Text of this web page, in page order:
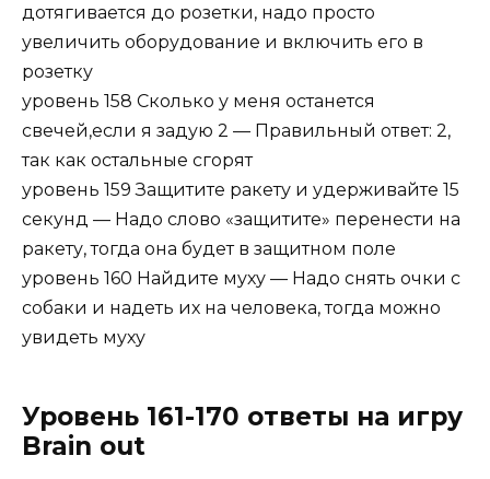
дотягивается до розетки, надо просто
увеличить оборудование и включить его в
розетку
уровень 158 Сколько у меня останется
свечей,если я задую 2 — Правильный ответ: 2,
так как остальные сгорят
уровень 159 Защитите ракету и удерживайте 15
секунд — Надо слово «защитите» перенести на
ракету, тогда она будет в защитном поле
уровень 160 Найдите муху — Надо снять очки с
собаки и надеть их на человека, тогда можно
увидеть муху
Уровень 161-170 ответы на игру
Brain out